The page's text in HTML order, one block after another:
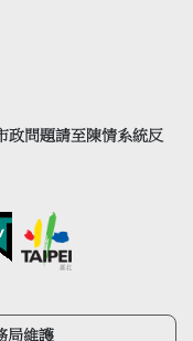
政問題請至陳情系統反
局維護